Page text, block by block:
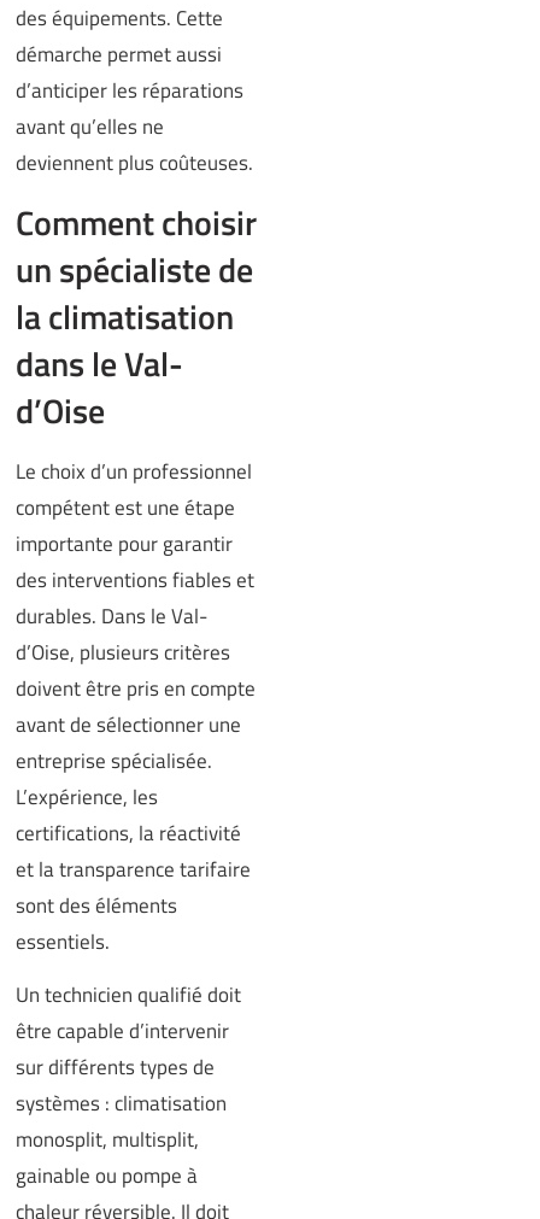
des équipements. Cette
démarche permet aussi
d’anticiper les réparations
avant qu’elles ne
deviennent plus coûteuses.
Comment choisir
un spécialiste de
la climatisation
dans le Val-
d’Oise
Le choix d’un professionnel
compétent est une étape
importante pour garantir
des interventions fiables et
durables. Dans le Val-
d’Oise, plusieurs critères
doivent être pris en compte
avant de sélectionner une
entreprise spécialisée.
L’expérience, les
certifications, la réactivité
et la transparence tarifaire
sont des éléments
essentiels.
Un technicien qualifié doit
être capable d’intervenir
sur différents types de
systèmes : climatisation
monosplit, multisplit,
gainable ou pompe à
chaleur réversible. Il doit